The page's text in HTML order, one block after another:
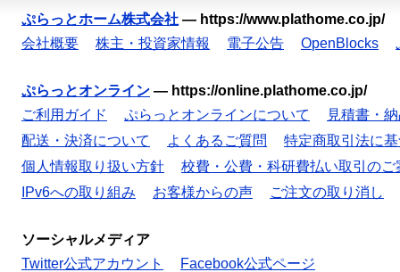
ぷらっとホーム株式会社 — https://www.plathome.co.jp/
会社概要
株主・投資家情報 電子公告 OpenBlocks
ぷらっとオンライン — https://online.plathome.co.jp/
ご利用ガイド
ぷらっとオンラインについて
見積書・
配送・決済について
よくあるご質問
特定商取引法に
個人情報取り扱い方針
校費・公費・科研費払い取引のご
IPv6への取り組み
お客様からの声 ご注文の取り消し
ソーシャルメディア
Twitter公式アカウント
Facebook公式ページ